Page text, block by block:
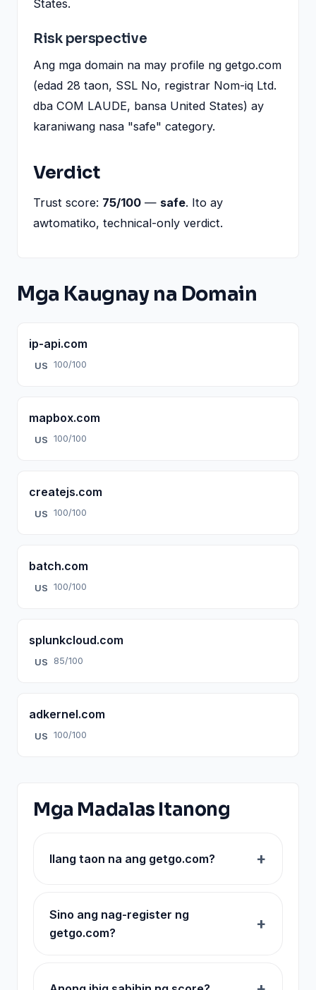
States.
Risk perspective
Ang mga domain na may profile ng getgo.com
(edad 28 taon, SSL No, registrar Nom-iq Ltd.
dba COM LAUDE, bansa United States) ay
karaniwang nasa "safe" category.
Verdict
Trust score: 75/100 — safe. Ito ay
awtomatiko, technical-only verdict.
Mga Kaugnay na Domain
ip-api.com
US 100/100
mapbox.com
US 100/100
createjs.com
US 100/100
batch.com
US 100/100
splunkcloud.com
US 85/100
adkernel.com
US 100/100
Mga Madalas Itanong
Ilang taon na ang getgo.com?
Sino ang nag-register ng
getgo.com?